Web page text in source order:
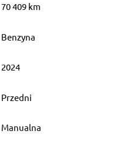
70 409 km
Benzyna
2024
Przedni
Manualna